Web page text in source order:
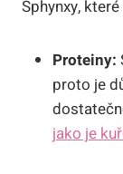
Sphynxy,
Proteiny:
proto je
jako je